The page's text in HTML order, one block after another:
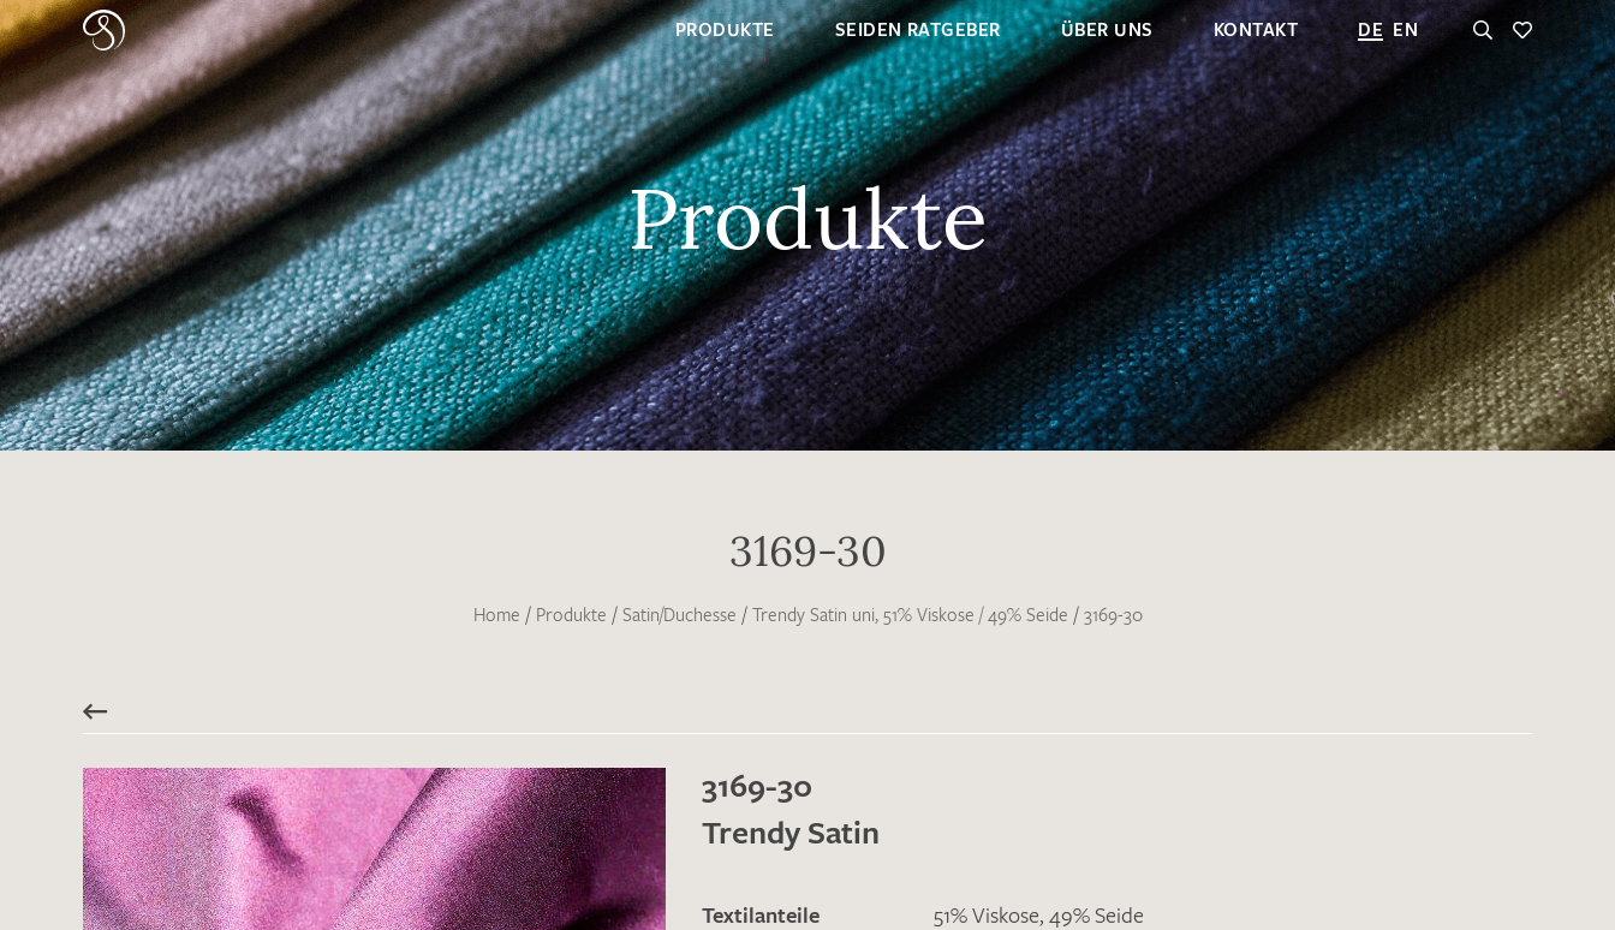
PRODUKTE SEIDEN RATGEBER ÜBER UNS KONTAKT DE EN
Produkte
3169-30
Home / Produkte / Satin/Duchesse / Trendy Satin uni, 51% Viskose / 49% Seide / 3169-30
3169-30
Trendy Satin
Textilanteile
51% Viskose, 49% Seide